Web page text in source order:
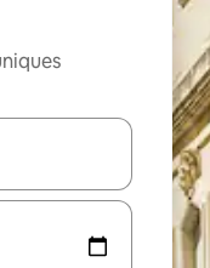
les flèches vers le